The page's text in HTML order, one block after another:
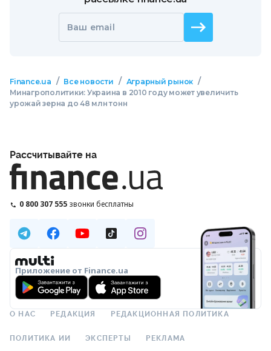
Ваш email
Finance.ua / Все новости / Аграрный рынок /
Минагрополитики: Украина в 2010 году может увеличить
урожай зерна до 48 млн тонн
Рассчитывайте на
0 800 307 555 звонки бесплатны
Приложение от Finance.ua
О НАС РЕДАКЦИЯ РЕДАКЦИОННАЯ ПОЛИТИКА
ПОЛИТИКА ИИ ЭКСПЕРТЫ РЕКЛАМА